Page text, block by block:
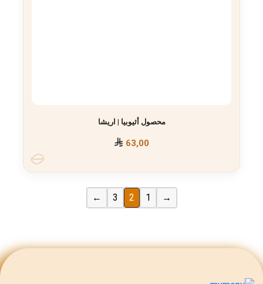
محصول أثيوبيا | اريشا
63,00
→
1
2
3
←